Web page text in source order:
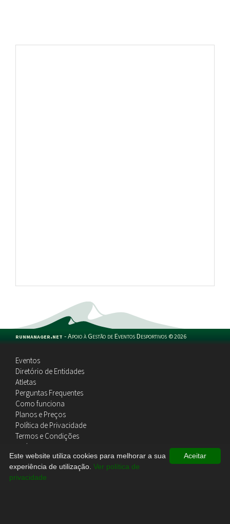
runmanager.net -Apoio à Gestão de Eventos Desportivos ©2026
Eventos
Diretório de Entidades
Atletas
Perguntas Frequentes
Como funciona
Planos e Preços
Política de Privacidade
Termos e Condições
Política de Cookies
Contactos
Aceitar
Este website utiliza cookies para melhorar a sua
experiência de utilização. Ver política de
privacidade